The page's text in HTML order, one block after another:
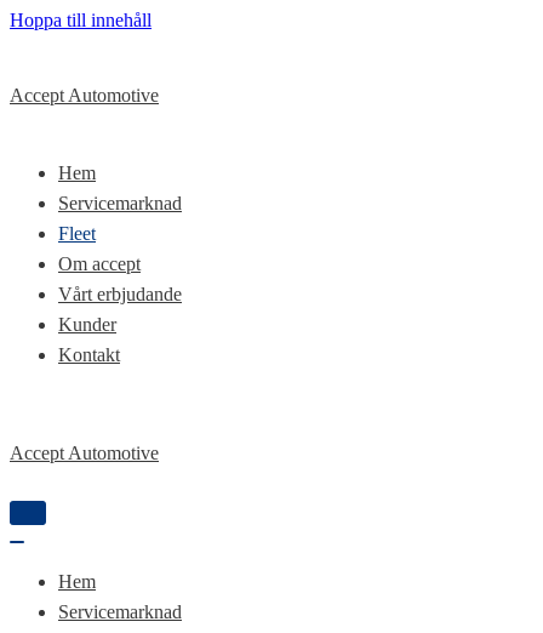
Hoppa till innehåll
Accept Automotive
Hem
Servicemarknad
Fleet
Om accept
Vårt erbjudande
Kunder
Kontakt
Accept Automotive
Slå
meny
Hem
Servicemarknad